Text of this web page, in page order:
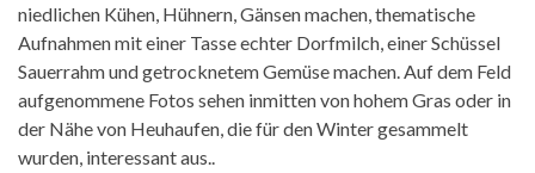
niedlichen Kühen, Hühnern, Gänsen machen, thematische
Aufnahmen mit einer Tasse echter Dorfmilch, einer Schüssel
Sauerrahm und getrocknetem Gemüse machen. Auf dem Feld
aufgenommene Fotos sehen inmitten von hohem Gras oder in
der Nähe von Heuhaufen, die für den Winter gesammelt
wurden, interessant aus..